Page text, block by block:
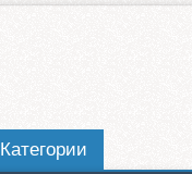
Категории